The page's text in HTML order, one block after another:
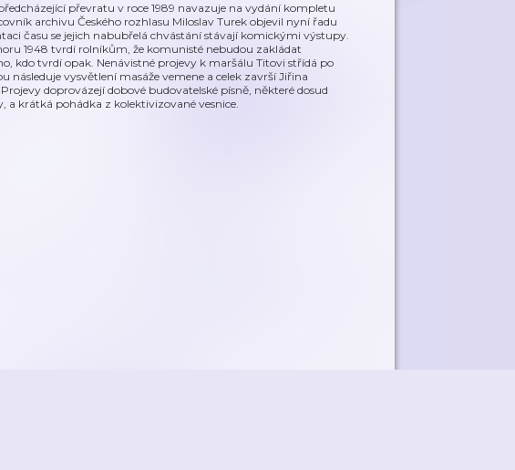
převratu v roce 1989 navazuje na vydání kompletu
archivu Českého rozhlasu Miloslav Turek objevil nyní řadu
času se jejich nabubřelá chvástání stávají komickými výstupy.
1948 tvrdí rolníkům, že komunisté nebudou zakládat
kdo tvrdí opak. Nenávistné projevy k maršálu Titovi střídá po
vysvětlení masáže vemene a celek završí Jiřina
doprovázejí dobové budovatelské písně, některé dosud
krátká pohádka z kolektivizované vesnice.